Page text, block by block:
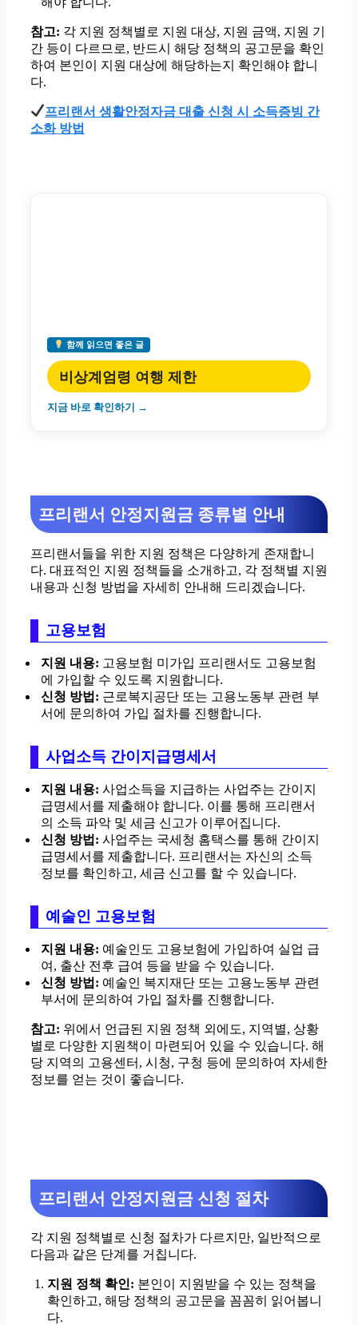
참고: 각 지원 정책별로 지원 대상, 지원 금액, 지원 기
간 등이 다르므로, 반드시 해당 정책의 공고문을 확인
하여 본인이 지원 대상에 해당하는지 확인해야 합니
다.
프리랜서 생활안정자금 대출 신청 시 소득증빙 간
소화 방법
함께 읽으면 좋은 글
비상계엄령 여행 제한
지금 바로 확인하기 →
프리랜서 안정지원금 종류별 안내
프리랜서들을 위한 지원 정책은 다양하게 존재합니
다. 대표적인 지원 정책들을 소개하고, 각 정책별 지원
내용과 신청 방법을 자세히 안내해 드리겠습니다.
고용보험
지원 내용: 고용보험 미가입 프리랜서도 고용보험
에 가입할 수 있도록 지원합니다.
신청 방법: 근로복지공단 또는 고용노동부 관련 부
서에 문의하여 가입 절차를 진행합니다.
사업소득 간이지급명세서
지원 내용: 사업소득을 지급하는 사업주는 간이지
급명세서를 제출해야 합니다. 이를 통해 프리랜서
의 소득 파악 및 세금 신고가 이루어집니다.
신청 방법: 사업주는 국세청 홈택스를 통해 간이지
급명세서를 제출합니다. 프리랜서는 자신의 소득
정보를 확인하고, 세금 신고를 할 수 있습니다.
예술인 고용보험
지원 내용: 예술인도 고용보험에 가입하여 실업 급
여, 출산 전후 급여 등을 받을 수 있습니다.
신청 방법: 예술인 복지재단 또는 고용노동부 관련
부서에 문의하여 가입 절차를 진행합니다.
참고: 위에서 언급된 지원 정책 외에도, 지역별, 상황
별로 다양한 지원책이 마련되어 있을 수 있습니다. 해
당 지역의 고용센터, 시청, 구청 등에 문의하여 자세한
정보를 얻는 것이 좋습니다.
프리랜서 안정지원금 신청 절차
각 지원 정책별로 신청 절차가 다르지만, 일반적으로
다음과 같은 단계를 거칩니다.
지원 정책 확인: 본인이 지원받을 수 있는 정책을
확인하고, 해당 정책의 공고문을 꼼꼼히 읽어봅니
다.